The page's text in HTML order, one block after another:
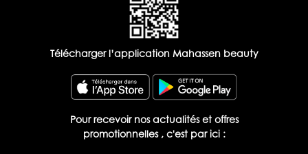
Télécharger l’application Mahassen beauty
Pour recevoir nos actualités et offres
promotionnelles , c'est par ici :